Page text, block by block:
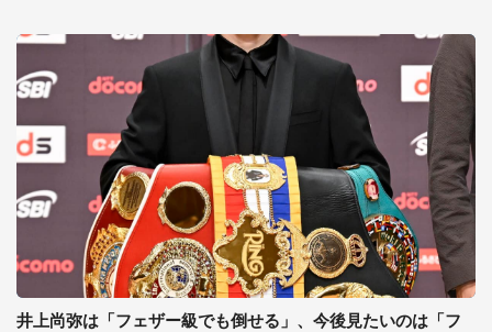
井上尚弥は「フェザー級でも倒せる」、今後見たいのは「フ